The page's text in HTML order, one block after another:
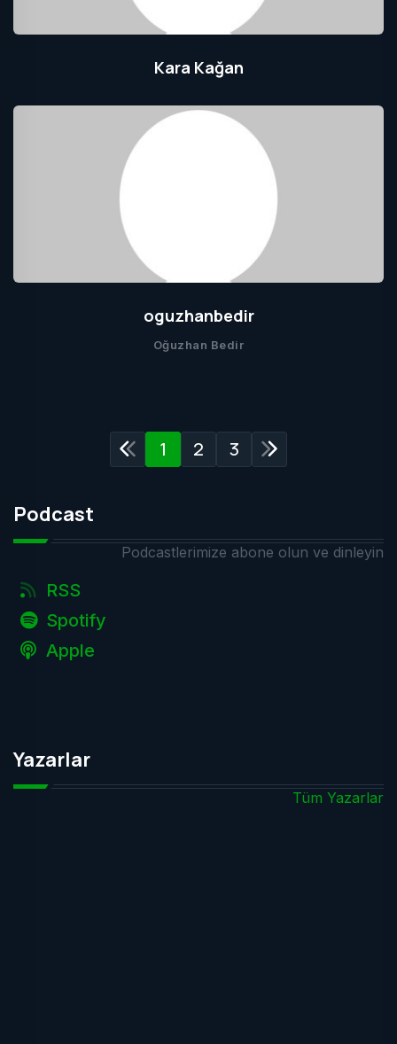
Kara Kağan
oguzhanbedir
Oğuzhan Bedir
1 2 3
Podcast
Podcastlerimize abone olun ve dinleyin
RSS
Spotify
Apple
Yazarlar
Tüm Yazarlar